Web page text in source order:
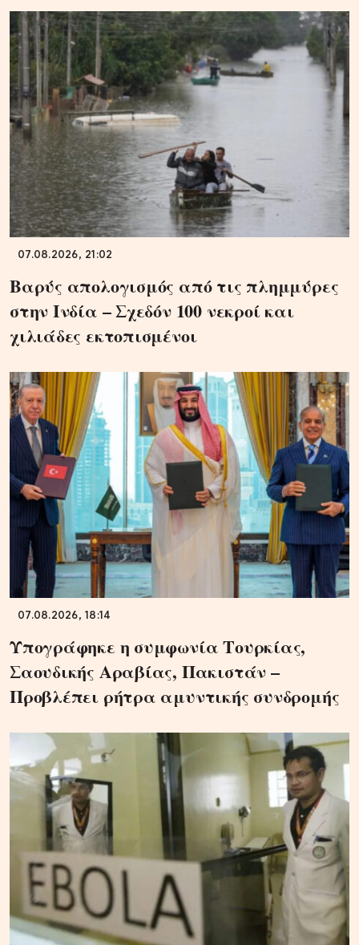
07.08.2026, 21:02
Βαρύς απολογισμός από τις πλημμύρες
στην Ινδία – Σχεδόν 100 νεκροί και
χιλιάδες εκτοπισμένοι
07.08.2026, 18:14
Υπογράφηκε η συμφωνία Τουρκίας,
Σαουδικής Αραβίας, Πακιστάν –
Προβλέπει ρήτρα αμυντικής συνδρομής